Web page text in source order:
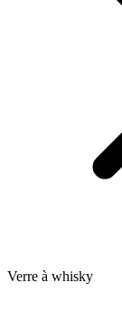
Verre à whisky